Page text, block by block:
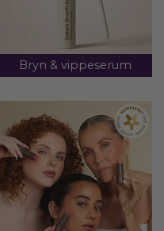
Bryn & vippeserum